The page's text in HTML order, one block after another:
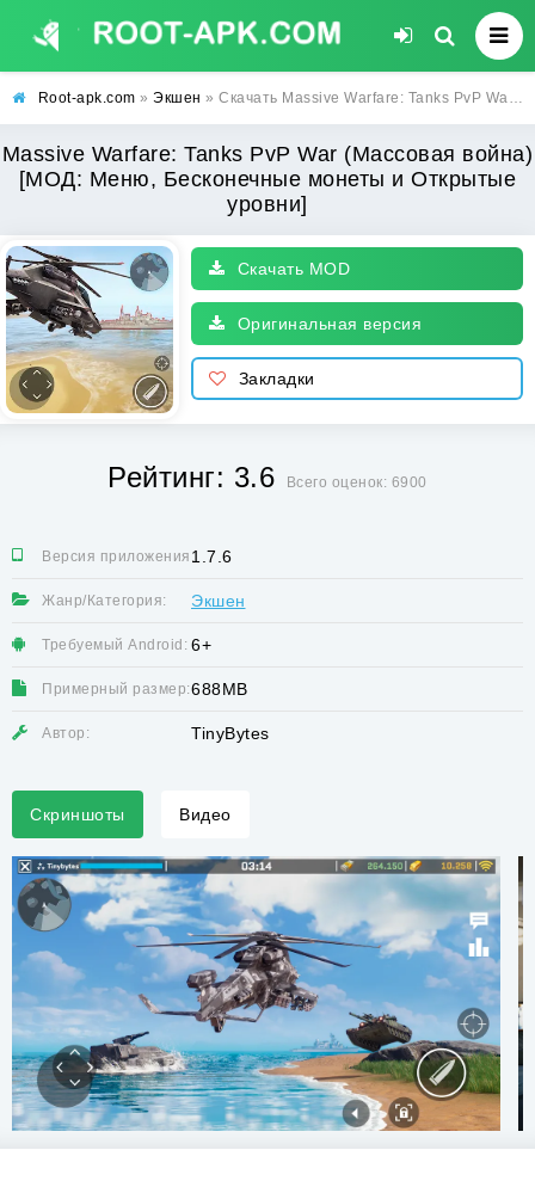
Root-apk.com » Экшен » Скачать Massive Warfare: Tanks PvP War (Массовая война) [МОД: Меню, Бесконечные монеты и Открытые уровни] | Взлом Massive Warfare: Tanks PvP War на Андроид
Massive Warfare: Tanks PvP War (Массовая война)
[МОД: Меню, Бесконечные монеты и Открытые
уровни]
Скачать MOD
Оригинальная версия
Закладки
Рейтинг: 3.6 Всего оценок: 6900
Версия приложения:1.7.6
Жанр/Категория: Экшен
Требуемый Android: 6+
Примерный размер:688MB
Автор: TinyBytes
Скриншоты Видео